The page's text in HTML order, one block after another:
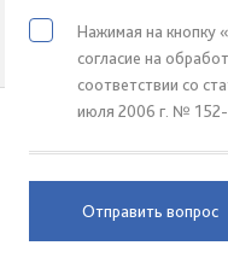
Нажимая на кнопку
согласие на
соответствии со
июля 2006 г. №
Отправить вопрос